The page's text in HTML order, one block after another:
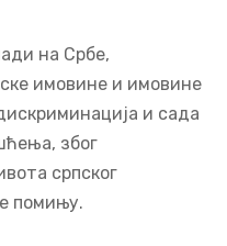
на Србе,
имовине и имовине
и сада
због
српског
помињу.